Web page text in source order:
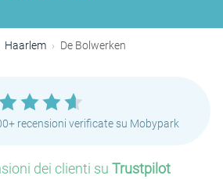
Haarlem De Bolwerken
recensioni verificate su Mobypark
dei clienti su Trustpilot